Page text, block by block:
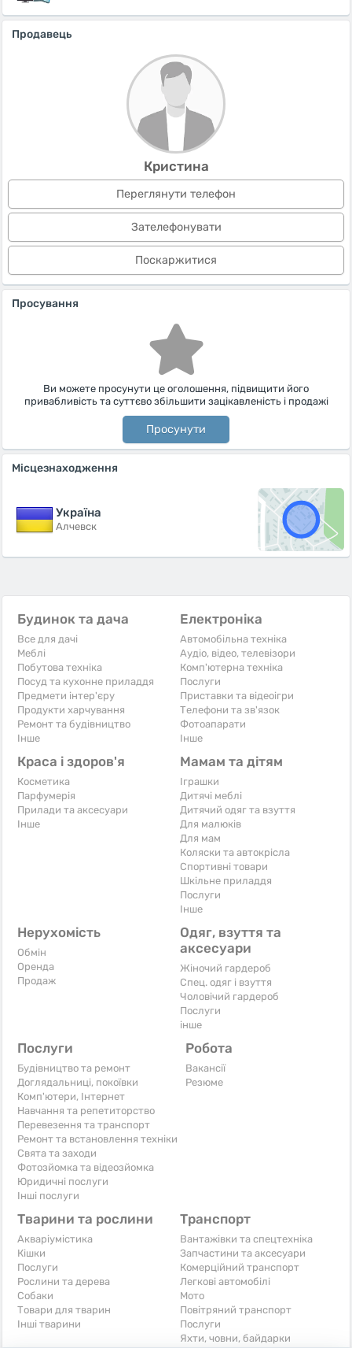
Продавець
Кристина
Переглянути телефон
Зателефонувати
Поскаржитися
Просування
Ви можете просунути це оголошення, підвищити його
привабливість та суттєво збільшити зацікавленість і продажі
Просунути
Місцезнаходження
Україна
Алчевск
Будинок та дача
Все для дачі
Меблі
Побутова техніка
Посуд та кухонне приладдя
Предмети інтер'єру
Продукти харчування
Ремонт та будівництво
Iнше
Електроніка
Автомобільна техніка
Аудіо, відео, телевізори
Комп'ютерна техніка
Послуги
Приставки та відеоігри
Телефони та зв'язок
Фотоапарати
Iнше
Краса і здоров'я
Косметика
Парфумерія
Прилади та аксесуари
Iнше
Мамам та дітям
Іграшки
Дитячі меблі
Дитячий одяг та взуття
Для малюків
Для мам
Коляски та автокрісла
Спортивні товари
Шкільне приладдя
Послуги
Iнше
Нерухомість
Обмін
Оренда
Продаж
Одяг, взуття та
аксесуари
Жіночий гардероб
Спец. одяг і взуття
Чоловічий гардероб
Послуги
інше
Послуги
Будівництво та ремонт
Доглядальниці, покоївки
Комп'ютери, Інтернет
Навчання та репетиторство
Перевезення та транспорт
Ремонт та встановлення техніки
Свята та заходи
Фотозйомка та відеозйомка
Юридичні послуги
Інші послуги
Робота
Вакансії
Резюме
Тварини та рослини
Акваріумістика
Кішки
Послуги
Рослини та дерева
Собаки
Товари для тварин
Інші тварини
Транспорт
Вантажівки та спецтехніка
Запчастини та аксесуари
Комерційний транспорт
Легкові автомобілі
Мото
Повітряний транспорт
Послуги
Яхти, човни, байдарки